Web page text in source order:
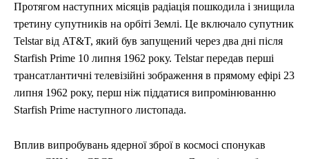
Протягом наступних місяців радіація пошкодила і знищила
третину супутників на орбіті Землі. Це включало супутник
Telstar від AT&T, який був запущений через два дні після
Starfish Prime 10 липня 1962 року. Telstar передав перші
трансатлантичні телевізійні зображення в прямому ефірі 23
липня 1962 року, перш ніж піддатися випромінюванню
Starfish Prime наступного листопада.
Вплив випробувань ядерної зброї в космосі спонукав